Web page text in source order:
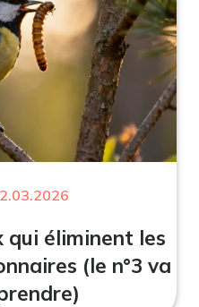
qui éliminent les
(le n°3 va